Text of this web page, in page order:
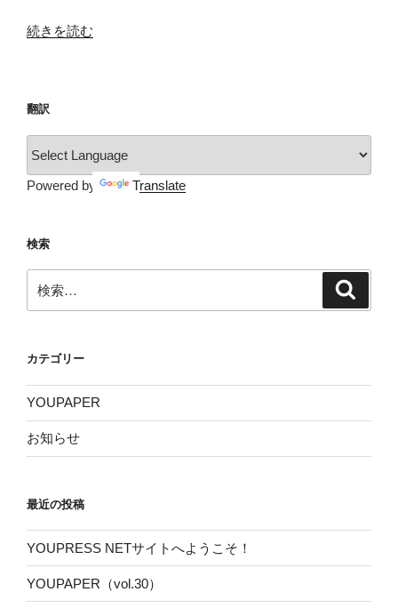
“YOUPAPER（vol.14）”
続きを読む
翻訳
Powered by Translate
検索
索:
カテゴリー
YOUPAPER
お知らせ
最近の投稿
YOUPRESS NETサイトへようこそ！
YOUPAPER（vol.30）